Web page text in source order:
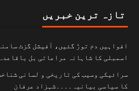
تازہ ترین خبریں
افواہیں دم توڑ گئیں، آفیشل گزٹ
اسمبلی کا شاہانہ مراعاتی بل
سرائیکی وسیب کی تاریخی و لسانی
کا سیاسی بیانیہ۔۔۔۔شہزاد عرفان